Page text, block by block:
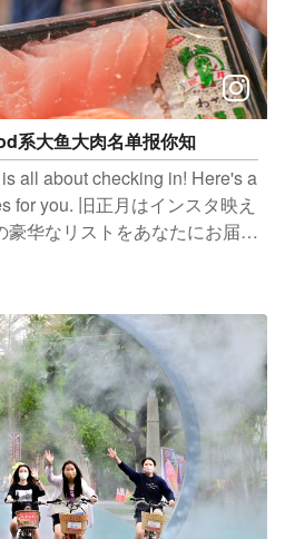
系大鱼大肉名单报你知
all about checking in! Here's a
for you. 旧正月はインスタ映え
华なリストをあなたにお届け
이죠! 풍성하고 호화롭게 즐길
段2号第一摊 一品活虾(汉口
口路二段148-5号 阿布潘水产
路二段125之3号 只要
机会让你的美照在大玩台中
旅游网上曝光喔！
#Landscape #taiwan
#여행 #풍경 #観光 #旅行 #
中景点 #打卡景点 #台中风景 #
布潘水产